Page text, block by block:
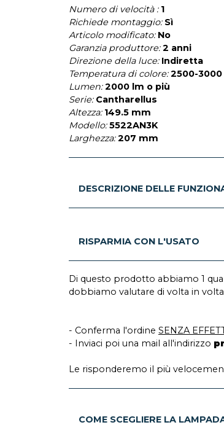
Numero di velocità : 1
Richiede montaggio: Sì
Articolo modificato: No
Garanzia produttore: 2 anni
Direzione della luce: Indiretta
Temperatura di colore: 2500-3000
Lumen: 2000 lm o più
Serie: Cantharellus
Altezza: 149.5 mm
Modello: 5522AN3K
Larghezza: 207 mm
DESCRIZIONE DELLE
RISPARMIA CON L'USATO
Di questo prodotto abbiamo 1
dobbiamo valutare di volta in volta
- Conferma l'ordine SENZA
- Inviaci poi una mail all'indirizzo
Le risponderemo il più
COME SCEGLIERE LA